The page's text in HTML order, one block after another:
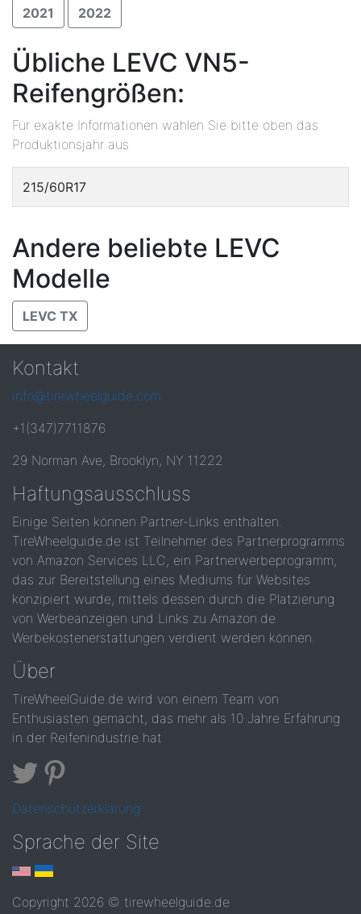
2021 2022
Übliche LEVC VN5-
Reifengrößen:
Für exakte Informationen wählen Sie bitte oben das
Produktionsjahr aus
215/60R17
Andere beliebte LEVC
Modelle
LEVC TX
Kontakt
info@tirewheelguide.com
+1(347)7711876
29 Norman Ave, Brooklyn, NY 11222
Haftungsausschluss
Einige Seiten können Partner-Links enthalten.
TireWheelguide.de ist Teilnehmer des Partnerprogramms
von Amazon Services LLC, ein Partnerwerbeprogramm,
das zur Bereitstellung eines Mediums für Websites
konzipiert wurde, mittels dessen durch die Platzierung
von Werbeanzeigen und Links zu Amazon.de
Werbekostenerstattungen verdient werden können.
Über
TireWheelGuide.de wird von einem Team von
Enthusiasten gemacht, das mehr als 10 Jahre Erfahrung
in der Reifenindustrie hat
Datenschutzerklärung
Sprache der Site
Copyright 2026 © tirewheelguide.de